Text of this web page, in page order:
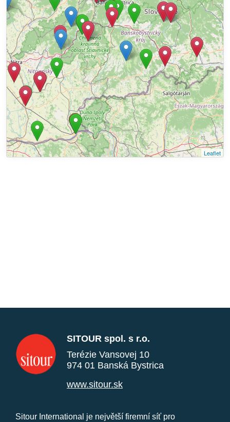
Leaflet
SITOUR spol. s r.o.
Terézie Vansovej 10
974 01 Banská Bystrica
www.sitour.sk
Sitour International je největší firemní síť pro